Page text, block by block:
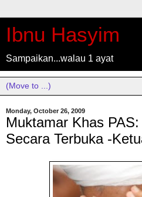
Ibnu Hasyim
Sampaikan...walau 1 ayat
Monday, October 26, 2009
Muktamar Khas
Secara Terbuka -